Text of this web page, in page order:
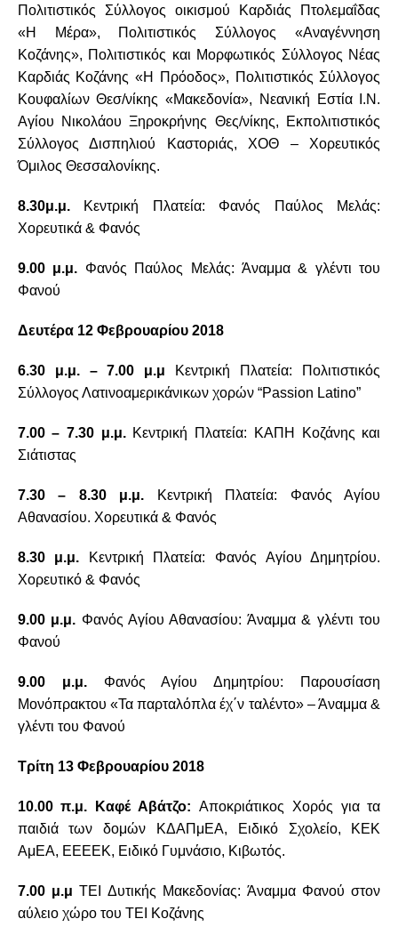
Πολιτιστικός Σύλλογος οικισμού Καρδιάς Πτολεμαΐδας
«Η Μέρα», Πολιτιστικός Σύλλογος «Αναγέννηση
Κοζάνης», Πολιτιστικός και Μορφωτικός Σύλλογος Νέας
Καρδιάς Κοζάνης «Η Πρόοδος», Πολιτιστικός Σύλλογος
Κουφαλίων Θεσ/νίκης «Μακεδονία», Νεανική Εστία Ι.Ν.
Αγίου Νικολάου Ξηροκρήνης Θες/νίκης, Εκπολιτιστικός
Σύλλογος Δισπηλιού Καστοριάς, ΧΟΘ – Χορευτικός
Όμιλος Θεσσαλονίκης.
8.30μ.μ.Κεντρική Πλατεία: Φανός Παύλος Μελάς:
Χορευτικά & Φανός
9.00 μ.μ. Φανός Παύλος Μελάς: Άναμμα & γλέντι του
Φανού
Δευτέρα 12 Φεβρουαρίου 2018
6.30 μ.μ. – 7.00 μ.μ Κεντρική Πλατεία: Πολιτιστικός
Σύλλογος Λατινοαμερικάνικων χορών “Passion Latino”
7.00 – 7.30 μ.μ.Κεντρική Πλατεία: ΚΑΠΗ Κοζάνης και
Σιάτιστας
7.30 – 8.30 μ.μ. Κεντρική Πλατεία: Φανός Αγίου
Αθανασίου. Χορευτικά & Φανός
8.30 μ.μ. Κεντρική Πλατεία: Φανός Αγίου Δημητρίου.
Χορευτικό & Φανός
9.00 μ.μ. Φανός Αγίου Αθανασίου: Άναμμα & γλέντι του
Φανού
9.00 μ.μ.Φανός Αγίου Δημητρίου: Παρουσίαση
Μονόπρακτου «Τα παρταλόπλα έχ΄ν ταλέντο» – Άναμμα &
γλέντι του Φανού
Τρίτη 13 Φεβρουαρίου 2018
10.00 π.μ. Καφέ Αβάτζο: Αποκριάτικος Χορός για τα
παιδιά των δομών ΚΔΑΠμΕΑ, Ειδικό Σχολείο, ΚΕΚ
ΑμΕΑ, ΕΕΕΕΚ, Ειδικό Γυμνάσιο, Κιβωτός.
7.00 μ.μ ΤΕΙ Δυτικής Μακεδονίας: Άναμμα Φανού στον
αύλειο χώρο του ΤΕΙ Κοζάνης